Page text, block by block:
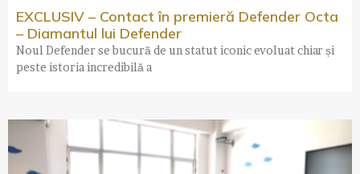
EXCLUSIV – Contact în premieră Defender Octa
– Diamantul lui Defender
Noul Defender se bucură de un statut iconic evoluat chiar și
peste istoria incredibilă a